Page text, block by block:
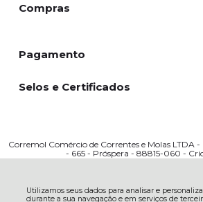
Utilizamos seus dados para analisar e
durante a sua navegação e em serviços de
Compras
Pagamento
Selos e Certificados
Corremol Comércio de Correntes e Molas LTDA
- 665 - Próspera - 88815-060 -